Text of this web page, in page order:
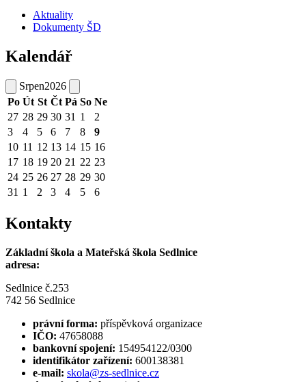
Aktuality
Dokumenty ŠD
Kalendář
Srpen2026
Po Út St Čt Pá So Ne
27 28 29 30 31 1
2
3
4 5 6 7 8
9
10 11 12 13 14 15 16
17 18 19 20 21 22 23
24 25 26 27 28 29 30
31 1 2 3 4 5 6
Kontakty
Základní škola a Mateřská škola Sedlnice
adresa:
Sedlnice č.253
742 56 Sedlnice
právní forma: příspěvková organizace
IČO: 47658088
bankovní spojení: 154954122/0300
identifikátor zařízení: 600138381
e-mail: skola@zs-sedlnice.cz